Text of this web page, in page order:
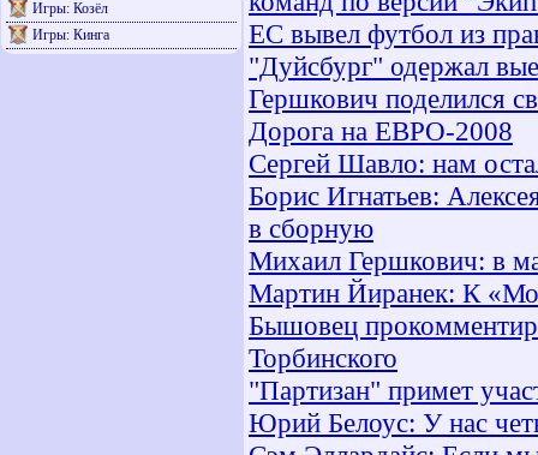
Игры: Козёл
Игры: Кинга
ЕС вывел футбол из
"Дуйсбург" одержал
Гершкович поделился
Дорога на ЕВРО-2008
Сергей Шавло: нам
Борис Игнатьев:
в сборную
Михаил Гершкович: в
Мартин Йиранек: К
Бышовец
Торбинского
"Партизан" примет
Юрий Белоус: У нас